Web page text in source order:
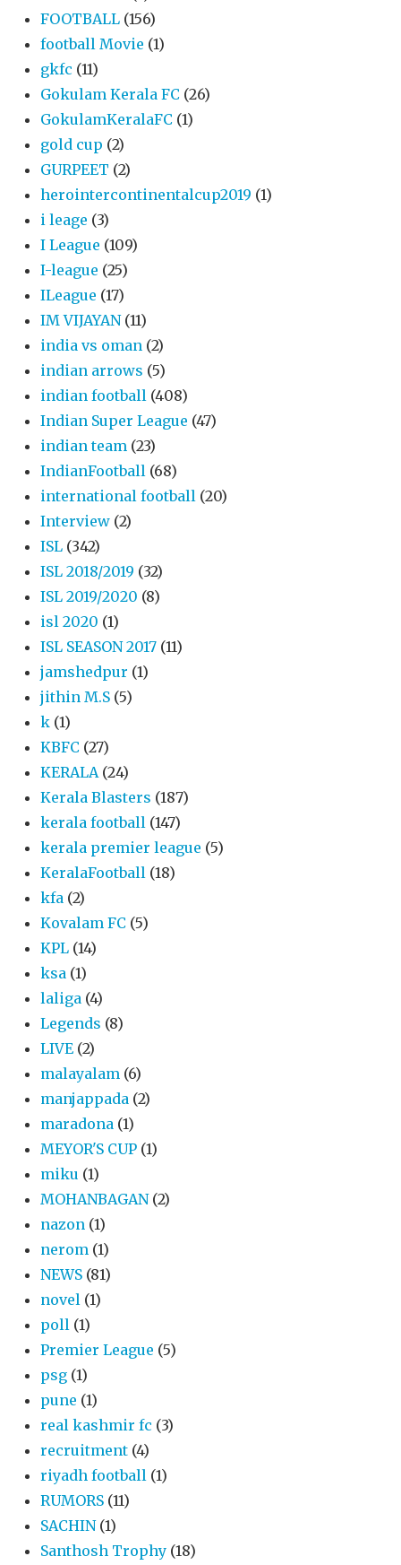
FOOTBALL (156)
football Movie (1)
gkfc (11)
Gokulam Kerala FC (26)
GokulamKeralaFC (1)
gold cup (2)
GURPEET (2)
herointercontinentalcup2019 (1)
i leage (3)
I League (109)
I-league (25)
ILeague (17)
IM VIJAYAN (11)
india vs oman (2)
indian arrows (5)
indian football (408)
Indian Super League (47)
indian team (23)
IndianFootball (68)
international football (20)
Interview (2)
ISL (342)
ISL 2018/2019 (32)
ISL 2019/2020 (8)
isl 2020 (1)
ISL SEASON 2017 (11)
jamshedpur (1)
jithin M.S (5)
k (1)
KBFC (27)
KERALA (24)
Kerala Blasters (187)
kerala football (147)
kerala premier league (5)
KeralaFootball (18)
kfa (2)
Kovalam FC (5)
KPL (14)
ksa (1)
laliga (4)
Legends (8)
LIVE (2)
malayalam (6)
manjappada (2)
maradona (1)
MEYOR'S CUP (1)
miku (1)
MOHANBAGAN (2)
nazon (1)
nerom (1)
NEWS (81)
novel (1)
poll (1)
Premier League (5)
psg (1)
pune (1)
real kashmir fc (3)
recruitment (4)
riyadh football (1)
RUMORS (11)
SACHIN (1)
Santhosh Trophy (18)